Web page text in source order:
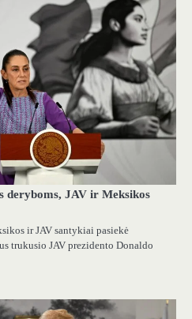
deryboms, JAV ir Meksikos
ir JAV santykiai pasiekė
trukusio JAV prezidento Donaldo